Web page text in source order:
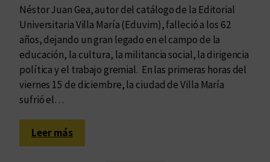
u
n
a
e
x
i
Néstor Juan Gea, autor del catálogo de la Editorial
Universitaria Villa María (Eduvim), falleció a los 62
años, dejando un gran legado en el campo de la
educación, la cultura, la militancia social, la dirigencia
política y el trabajo gremial. En las primeras horas del
viernes 15 de diciembre, la ciudad de Villa María
sufrió el…
Leer más:
A